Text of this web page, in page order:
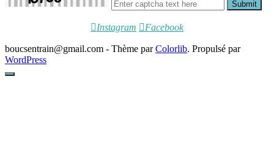
Submit
Instagram Facebook
boucsentrain@gmail.com - Thème parColorlib. Propulsé par
WordPress